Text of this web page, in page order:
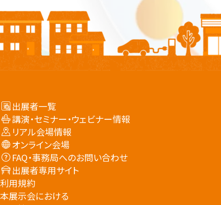
出展者一覧
講演・セミナー・ウェビナー情報
リアル会場情報
オンライン会場
FAQ・事務局へのお問い合わせ
出展者専用サイト
利用規約
本展示会における